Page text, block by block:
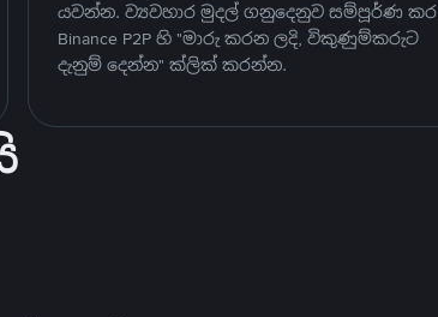
යවන්න. ව්‍යවහාර මුදල් ගනුදෙනුව සම්පූර්ණ කර
Binance P2P හි "මාරු කරන ලදි, විකුණුම්කරුට
දැනුම් දෙන්න" ක්ලික් කරන්න.